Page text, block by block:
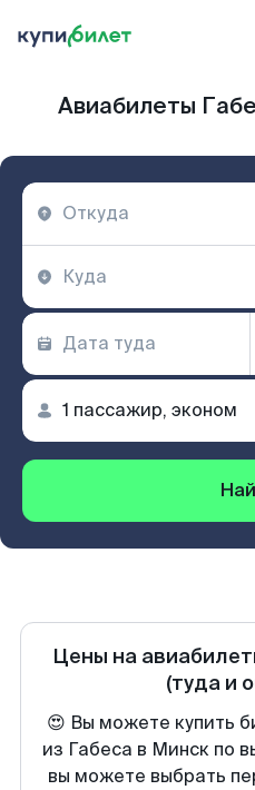
Авиабилеты
Цены на
(туда и
😍 Вы можете купить
из Габеса в Минск по
вы можете выбрать